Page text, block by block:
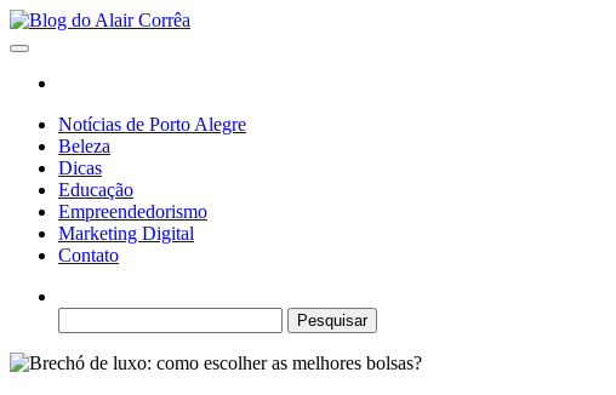
Skip
to
content
Notícias de Porto Alegre
Beleza
Dicas
Educação
Empreendedorismo
Marketing Digital
Contato
por: